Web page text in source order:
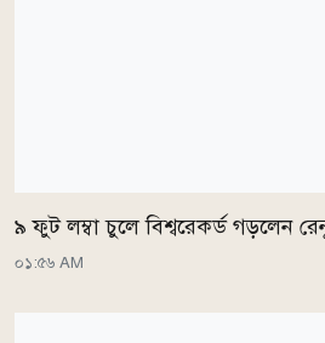
৯ ফুট লম্বা চুলে বিশ্বরেকর্ড গড়লেন
০১:৫৬ AM